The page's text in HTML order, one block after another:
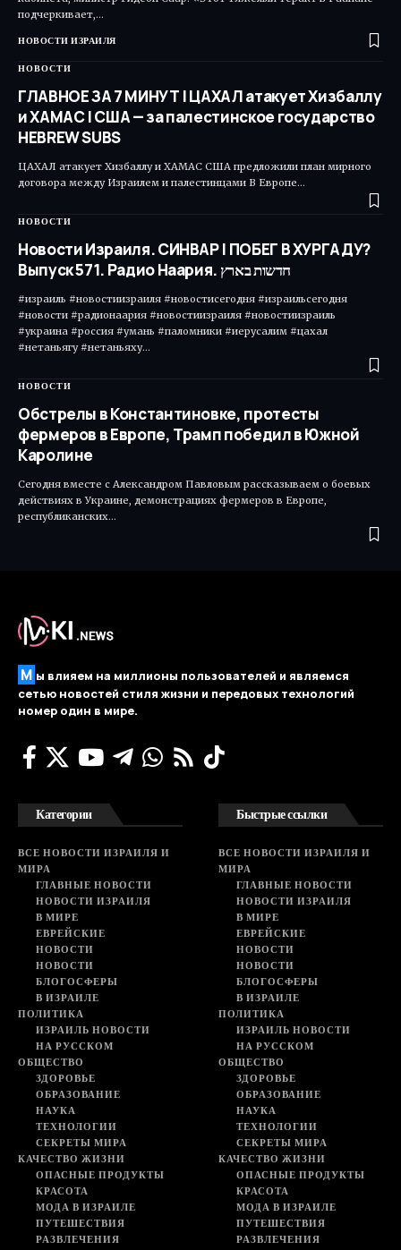
подчеркивает,…
НОВОСТИ ИЗРАИЛЯ
НОВОСТИ
ГЛАВНОЕ ЗА 7 МИНУТ | ЦАХАЛ атакует Хизбаллу
и ХАМАС | США — за палестинское государство
HEBREW SUBS
ЦАХАЛ атакует Хизбаллу и ХАМАС США предложили план мирного
договора между Израилем и палестинцами В Европе…
НОВОСТИ
Новости Израиля. СИНВАР | ПОБЕГ В ХУРГАДУ?
Выпуск 571. Радио Наария. חדשות בארץ
#израиль #новостиизраиля #новостисегодня #израильсегодня
#новости #радионаария #новостиизраиля #новостиизраиль
#украина #россия #умань #паломники #иерусалим #цахал
#нетаньягу #нетаньяху…
НОВОСТИ
Обстрелы в Константиновке, протесты
фермеров в Европе, Трамп победил в Южной
Каролине
Сегодня вместе с Александром Павловым рассказываем о боевых
действиях в Украине, демонстрациях фермеров в Европе,
республиканских…
М ы влияем на миллионы пользователей и являемся
сетью новостей стиля жизни и передовых технологий
номер один в мире.
Категории
ВСЕ НОВОСТИ ИЗРАИЛЯ И
МИРА
ГЛАВНЫЕ НОВОСТИ
НОВОСТИ ИЗРАИЛЯ
В МИРЕ
ЕВРЕЙСКИЕ
НОВОСТИ
НОВОСТИ
БЛОГОСФЕРЫ
В ИЗРАИЛЕ
ПОЛИТИКА
ИЗРАИЛЬ НОВОСТИ
НА РУССКОМ
ОБЩЕСТВО
ЗДОРОВЬЕ
ОБРАЗОВАНИЕ
НАУКА
ТЕХНОЛОГИИ
СЕКРЕТЫ МИРА
КАЧЕСТВО ЖИЗНИ
ОПАСНЫЕ ПРОДУКТЫ
КРАСОТА
МОДА В ИЗРАИЛЕ
ПУТЕШЕСТВИЯ
РАЗВЛЕЧЕНИЯ
Быстрые ссылки
ВСЕ НОВОСТИ ИЗРАИЛЯ И
МИРА
ГЛАВНЫЕ НОВОСТИ
НОВОСТИ ИЗРАИЛЯ
В МИРЕ
ЕВРЕЙСКИЕ
НОВОСТИ
НОВОСТИ
БЛОГОСФЕРЫ
В ИЗРАИЛЕ
ПОЛИТИКА
ИЗРАИЛЬ НОВОСТИ
НА РУССКОМ
ОБЩЕСТВО
ЗДОРОВЬЕ
ОБРАЗОВАНИЕ
НАУКА
ТЕХНОЛОГИИ
СЕКРЕТЫ МИРА
КАЧЕСТВО ЖИЗНИ
ОПАСНЫЕ ПРОДУКТЫ
КРАСОТА
МОДА В ИЗРАИЛЕ
ПУТЕШЕСТВИЯ
РАЗВЛЕЧЕНИЯ